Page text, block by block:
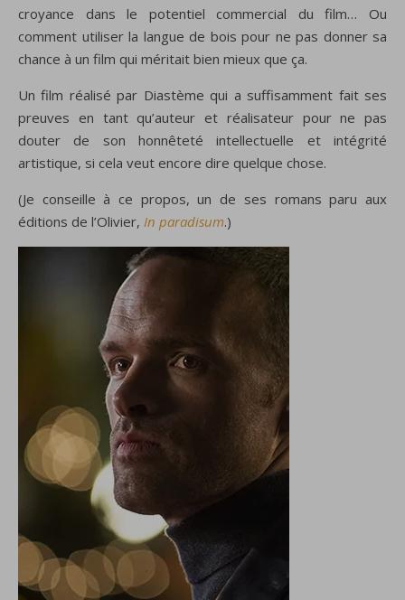
croyance dans le potentiel commercial du film… Ou
comment utiliser la langue de bois pour ne pas donner sa
chance à un film qui méritait bien mieux que ça.
Un film réalisé par Diastème qui a suffisamment fait ses
preuves en tant qu’auteur et réalisateur pour ne pas
douter de son honnêteté intellectuelle et intégrité
artistique, si cela veut encore dire quelque chose.
(Je conseille à ce propos, un de ses romans paru aux
éditions de l’Olivier, In paradisum.)